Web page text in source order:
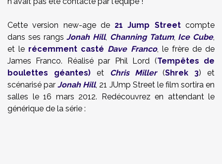
Cette version new-age de 21 Jump Streetcompte
dans ses rangsJonah Hill, Channing Tatum, Ice Cube,
et le récemment casté Dave Franco, le frère de de
James Franco. Réalisé par Phil Lord (Tempêtes de
boulettes géantes)et Chris Miller(Shrek 3) et
scénarisé parJonah Hill, 21 JUmp Street le film sortira en
salles le 16 mars 2012. Redécouvrez en attendant le
générique de la série :